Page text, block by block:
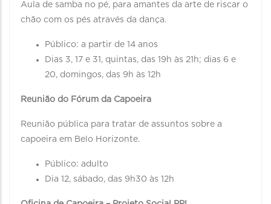
Aula de samba no pé, para amantes da arte de riscar o
chão com os pés através da dança.
Público: a partir de 14 anos
Dias 3, 17 e 31, quintas, das 19h às 21h; dias 6 e
20, domingos, das 9h às 12h
Reunião do Fórum da Capoeira
Reunião pública para tratar de assuntos sobre a
capoeira em Belo Horizonte.
Público: adulto
Dia 12, sábado, das 9h30 às 12h